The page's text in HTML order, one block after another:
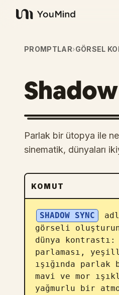
YouMind
PROMPTLAR›GÖRSEL
Parlak bir ütopya ile
sinematik, dünyaları
KOMUT
SHADOW SYNC
görseli
dünya
parlaması,
ışığında
mavi ve mor
yağmurlu bir